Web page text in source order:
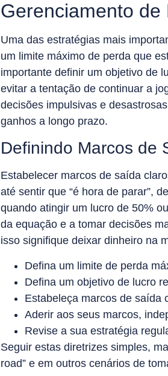
Gerenciamento
Uma das estratégias mais
um limite máximo de perda que
importante definir um objetivo de
evitar a tentação de continuar a
decisões impulsivas e
ganhos a longo prazo.
Definindo Marcos de
Estabelecer marcos de saída
até sentir que “é hora de parar”,
quando atingir um lucro de 50%
da equação e a tomar decisões
isso signifique deixar dinheiro na
Defina um limite de perda
Defina um objetivo de lucro
Estabeleça marcos de saída
Aderir aos seus marcos,
Revise a sua estratégia
Seguir estas diretrizes simples,
road” e em outros cenários de